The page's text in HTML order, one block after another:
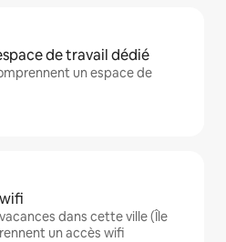
de travail dédié
un espace de
dans cette ville (Île
un accès wifi